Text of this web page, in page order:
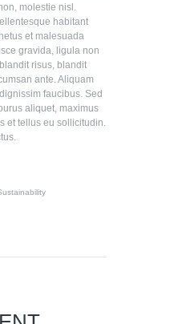
molestie nisl.
habitant
et malesuada
gravida, ligula non
risus, blandit
ante. Aliquam
faucibus. Sed
aliquet, maximus
et tellus eu sollicitudin.